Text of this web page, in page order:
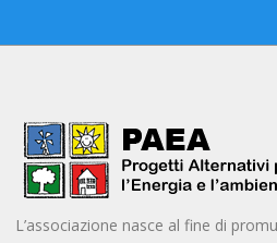
L’associazione nasce al fine di